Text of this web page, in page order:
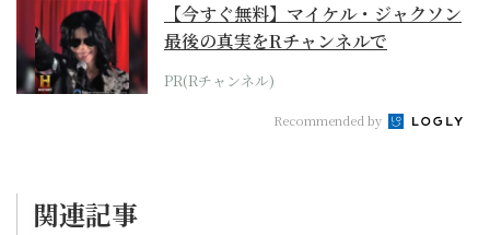
【今すぐ無料】マイケル・ジャクソン
最後の真実をRチャンネルで
PR(Rチャンネル)
Recommended by
関連記事